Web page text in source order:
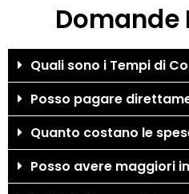
Domande
Quali sono i Tempi di
Posso pagare
Quanto costano le
Posso avere maggiori